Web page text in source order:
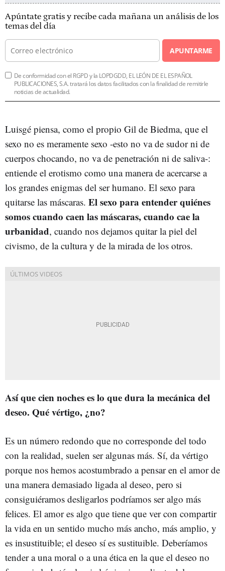
Apúntate gratis y recibe cada mañana un análisis de los
temas del día
APUNTARME
De conformidad con el RGPD y la LOPDGDD, EL LEÓN DE EL ESPAÑOL
PUBLICACIONES, S.A. tratará los datos facilitados con la finalidad de remitirle
noticias de actualidad.
Luisgé piensa, como el propio Gil de Biedma, que el
sexo no es meramente sexo -esto no va de sudor ni de
cuerpos chocando, no va de penetración ni de saliva-:
entiende el erotismo como una manera de acercarse a
los grandes enigmas del ser humano. El sexo para
quitarse las máscaras. El sexo para entender quiénes
somos cuando caen las máscaras, cuando cae la
urbanidad, cuando nos dejamos quitar la piel del
civismo, de la cultura y de la mirada de los otros.
Así que cien noches es lo que dura la mecánica del
deseo. Qué vértigo, ¿no?
Es un número redondo que no corresponde del todo
con la realidad, suelen ser algunas más. Sí, da vértigo
porque nos hemos acostumbrado a pensar en el amor de
una manera demasiado ligada al deseo, pero si
consiguiéramos desligarlos podríamos ser algo más
felices. El amor es algo que tiene que ver con compartir
la vida en un sentido mucho más ancho, más amplio, y
es insustituible; el deseo sí es sustituible. Deberíamos
tender a una moral o a una ética en la que el deseo no